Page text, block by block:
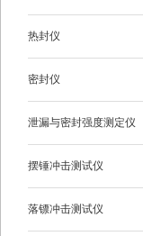
热封仪
密封仪
泄漏与密封强度测定仪
摆锤冲击测试仪
落镖冲击测试仪